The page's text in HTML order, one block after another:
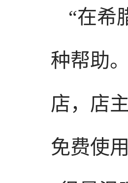
“在希
种帮助
店，店
免费使